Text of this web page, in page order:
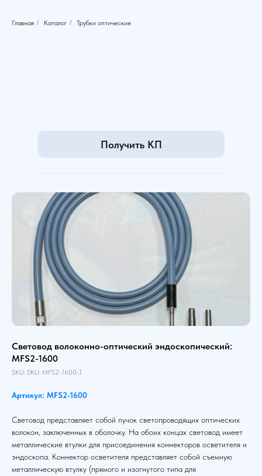
Главная / Каталог / Трубки оптические
Получить КП
Световод волоконно-оптический эндоскопический:
MFS2-1600
SKU: SKU: MFS2-1600-1
Артикул: MFS2-1600
Световод представляет собой пучок светопроводящих оптических
волокон, заключенных в оболочку. На обоих концах световод имеет
металлические втулки для присоединения коннекторов осветителя и
эндоскопа. Коннектор осветителя представляет собой съемную
металлическую втулку (прямого и изогнутого типа для